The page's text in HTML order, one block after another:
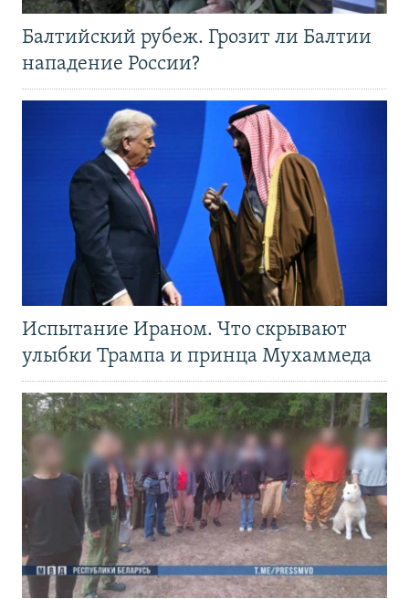
Балтийский рубеж. Грозит ли Балтии
нападение России?
Испытание Ираном. Что скрывают
улыбки Трампа и принца Мухаммеда